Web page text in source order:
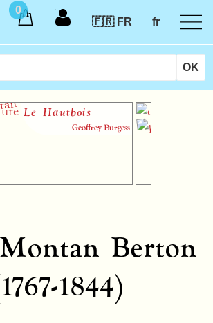
0
🇫🇷 FR
fr
Le Hautbois
Geoffrey Burgess
Berton
1844)